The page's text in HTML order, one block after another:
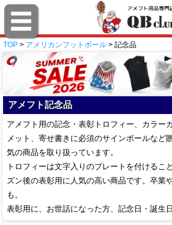
TOP > アメリカンフットボール > 記念品
アメフト記念品
アメフト用の記念・表彰トロフィー、カラー
メット、寄せ書きに必須のサインボールなど
気の商品を取り扱っています。
トロフィーは文字入りのプレートを付けるこ
ズン後の表彰用に人気の高い商品です。卒業
も。
表彰用に、お世話になった方、記念日・誕生